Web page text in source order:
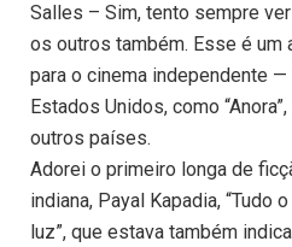
Salles – Sim, tento sempre
os outros também. Esse é
para o cinema independente
Estados Unidos, como
outros países.
Adorei o primeiro longa de
indiana, Payal Kapadia, “Tudo
luz”, que estava também